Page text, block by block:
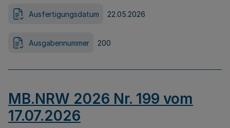
Ausfertigungsdatum 22.05.2026
Ausgabennummer 200
MB.NRW 2026 Nr. 199 vom
17.07.2026